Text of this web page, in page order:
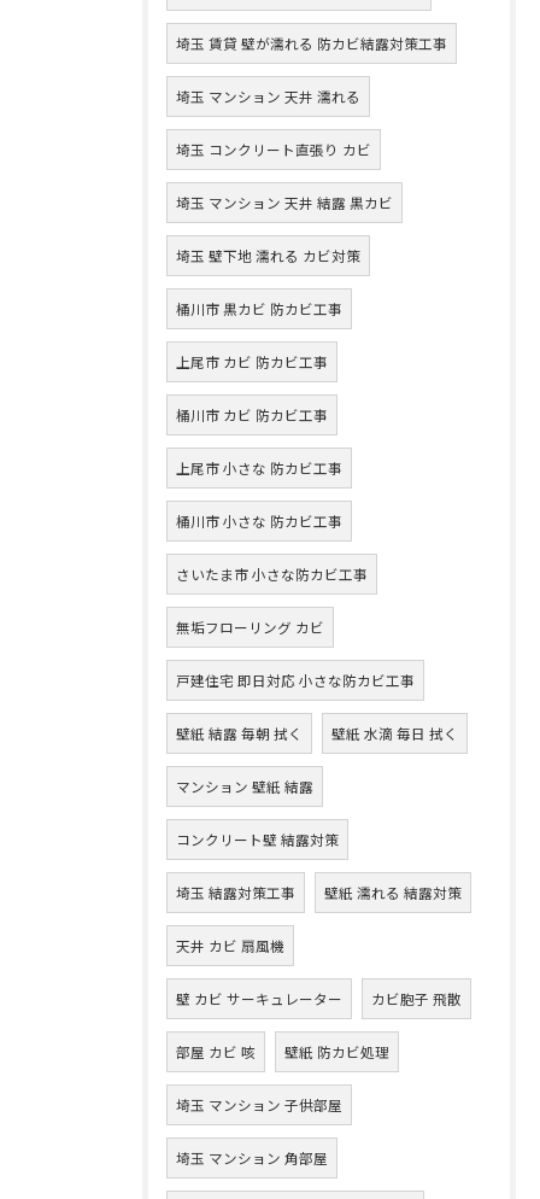
埼玉 賃貸 壁が濡れる 防カビ結露対策工事
埼玉 マンション 天井 濡れる
埼玉 コンクリート直張り カビ
埼玉 マンション 天井 結露 黒カビ
埼玉 壁下地 濡れる カビ対策
桶川市 黒カビ 防カビ工事
上尾市 カビ 防カビ工事
桶川市 カビ 防カビ工事
上尾市 小さな 防カビ工事
桶川市 小さな 防カビ工事
さいたま市 小さな防カビ工事
無垢フローリング カビ
戸建住宅 即日対応 小さな防カビ工事
壁紙 結露 毎朝 拭く 壁紙 水滴 毎日 拭く
マンション 壁紙 結露
コンクリート壁 結露対策
埼玉 結露対策工事 壁紙 濡れる 結露対策
天井 カビ 扇風機
壁 カビ サーキュレーター カビ胞子 飛散
部屋 カビ 咳 壁紙 防カビ処理
埼玉 マンション 子供部屋
埼玉 マンション 角部屋